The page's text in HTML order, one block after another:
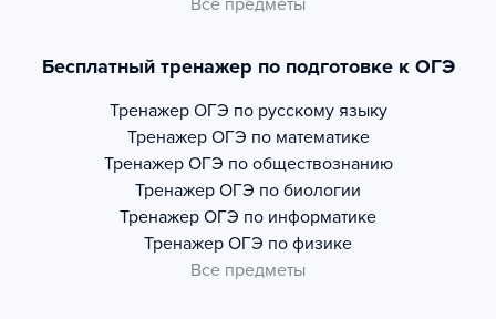
Все предметы
Бесплатный тренажер по подготовке к ОГЭ
Тренажер ОГЭ по русскому языку
Тренажер ОГЭ по математике
Тренажер ОГЭ по обществознанию
Тренажер ОГЭ по биологии
Тренажер ОГЭ по информатике
Тренажер ОГЭ по физике
Все предметы